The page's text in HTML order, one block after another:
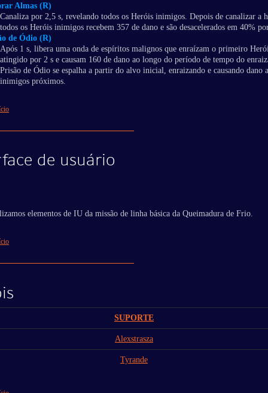
Almas (R)
Canaliza por 2,5 s, revelando todos os Heróis inimigos. Depois de canalizar a
todos os Heróis inimigos recebem 357 de dano e são desacelerados em 40%
de Ódio (R)
Após 1 s, libera uma onda de espíritos malignos que enraízam o primeiro
atingido por 2 s e causam 160 de dano ao longo do período de tempo do
Prisão de Ódio se espalha a partir do alvo inicial, enraizando e causando dano
inimigos próximos.
de usuário
elementos de IU da missão de linha básica da Queimadura de Frio.
SUPORTE
Alexstrasza
Tyrande